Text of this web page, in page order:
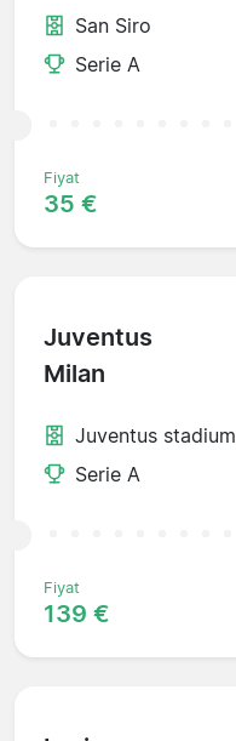
San Siro
Serie A
Fiyat
35 €
Juventus
Milan
Juventus stadium
Serie A
Fiyat
139 €